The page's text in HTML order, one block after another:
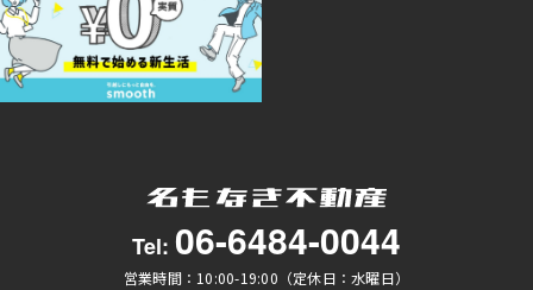
Tel: 06-6484-0044
営業時間：10:00-19:00（定休日：水曜日）